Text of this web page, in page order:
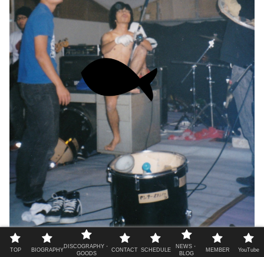
2002年 熊大LIVEでキーボードを弾かず大物を釣り上げる飛騨。
TOP BIOGRAPHY
DISCOGRAPHY・
GOODS
CONTACT SCHEDULE
NEWS・
BLOG
MEMBER YouTube